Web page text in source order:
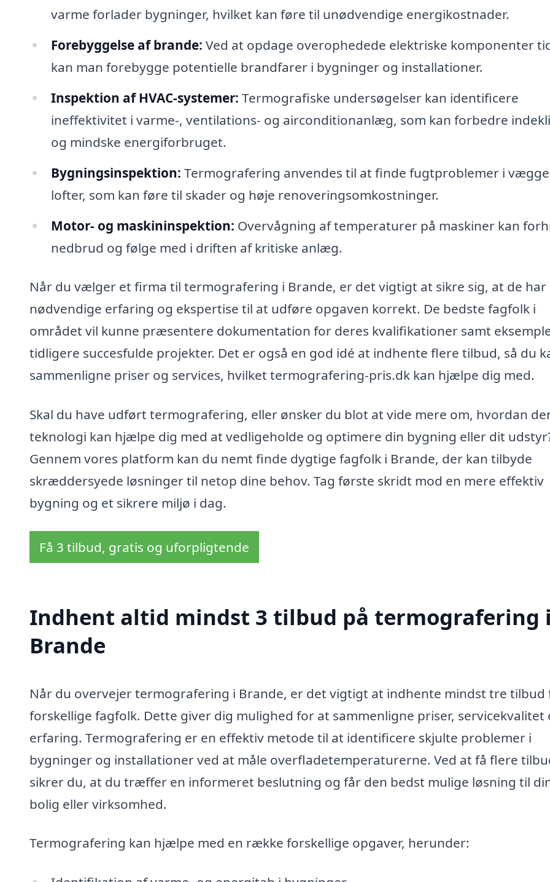
varme forlader bygninger, hvilket kan føre til unødvendige energikostnader.
Forebyggelse af brande: Ved at opdage overophedede elektriske komponenter
kan man forebygge potentielle brandfarer i bygninger og installationer.
Inspektion af HVAC-systemer: Termografiske undersøgelser kan identificere
ineffektivitet i varme-, ventilations- og airconditionanlæg, som kan forbedre
og mindske energiforbruget.
Bygningsinspektion: Termografering anvendes til at finde fugtproblemer i
lofter, som kan føre til skader og høje renoveringsomkostninger.
Motor- og maskininspektion: Overvågning af temperaturer på maskiner kan
nedbrud og følge med i driften af kritiske anlæg.
Når du vælger et firma til termografering i Brande, er det vigtigt at sikre sig, at de har
nødvendige erfaring og ekspertise til at udføre opgaven korrekt. De bedste fagfolk i
området vil kunne præsentere dokumentation for deres kvalifikationer samt
tidligere succesfulde projekter. Det er også en god idé at indhente flere tilbud, så du
sammenligne priser og services, hvilket termografering-pris.dk kan hjælpe dig med.
Skal du have udført termografering, eller ønsker du blot at vide mere om, hvordan
teknologi kan hjælpe dig med at vedligeholde og optimere din bygning eller dit
Gennem vores platform kan du nemt finde dygtige fagfolk i Brande, der kan tilbyde
skræddersyede løsninger til netop dine behov. Tag første skridt mod en mere effektiv
bygning og et sikrere miljø i dag.
Få 3 tilbud, gratis og uforpligtende
Indhent altid mindst 3 tilbud på termografering i
Brande
Når du overvejer termografering i Brande, er det vigtigt at indhente mindst tre tilbud
forskellige fagfolk. Dette giver dig mulighed for at sammenligne priser, servicekvalitet
erfaring. Termografering er en effektiv metode til at identificere skjulte problemer i
bygninger og installationer ved at måle overfladetemperaturerne. Ved at få flere
sikrer du, at du træffer en informeret beslutning og får den bedst mulige løsning til
bolig eller virksomhed.
Termografering kan hjælpe med en række forskellige opgaver, herunder: